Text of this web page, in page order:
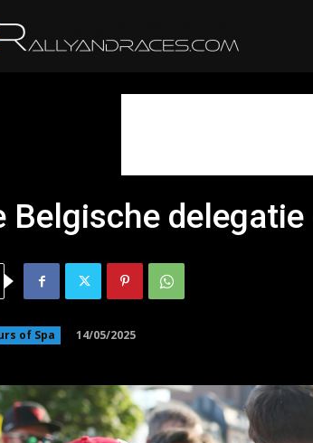
Belgische
of Spa 14/05/2025